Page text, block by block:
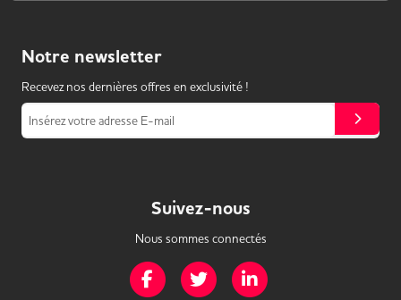
Notre newsletter
Recevez nos dernières offres en exclusivité !
Insérez votre adresse E-mail
Suivez-nous
Nous sommes connectés
Page Facebook de Mission Handicap
Page Twitter de Mission Handicap